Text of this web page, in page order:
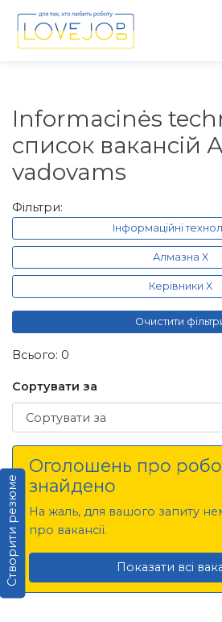
Створити резюме
Informacinės
список вакансій
vadovams
Фільтри:
Інформаційні
Алмазна X
Керівники X
Очистити
Всього: 0
Сортувати за
Сортувати за
Оголошень про
знайдено
На жаль, для вашого запиту
про вакансії.
Показати всі